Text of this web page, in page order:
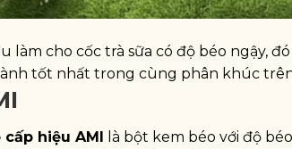
làm cho cốc trà sữa có độ béo ngậy,
tốt nhất trong cùng phân khúc
hiệu AMI là bột kem béo với độ